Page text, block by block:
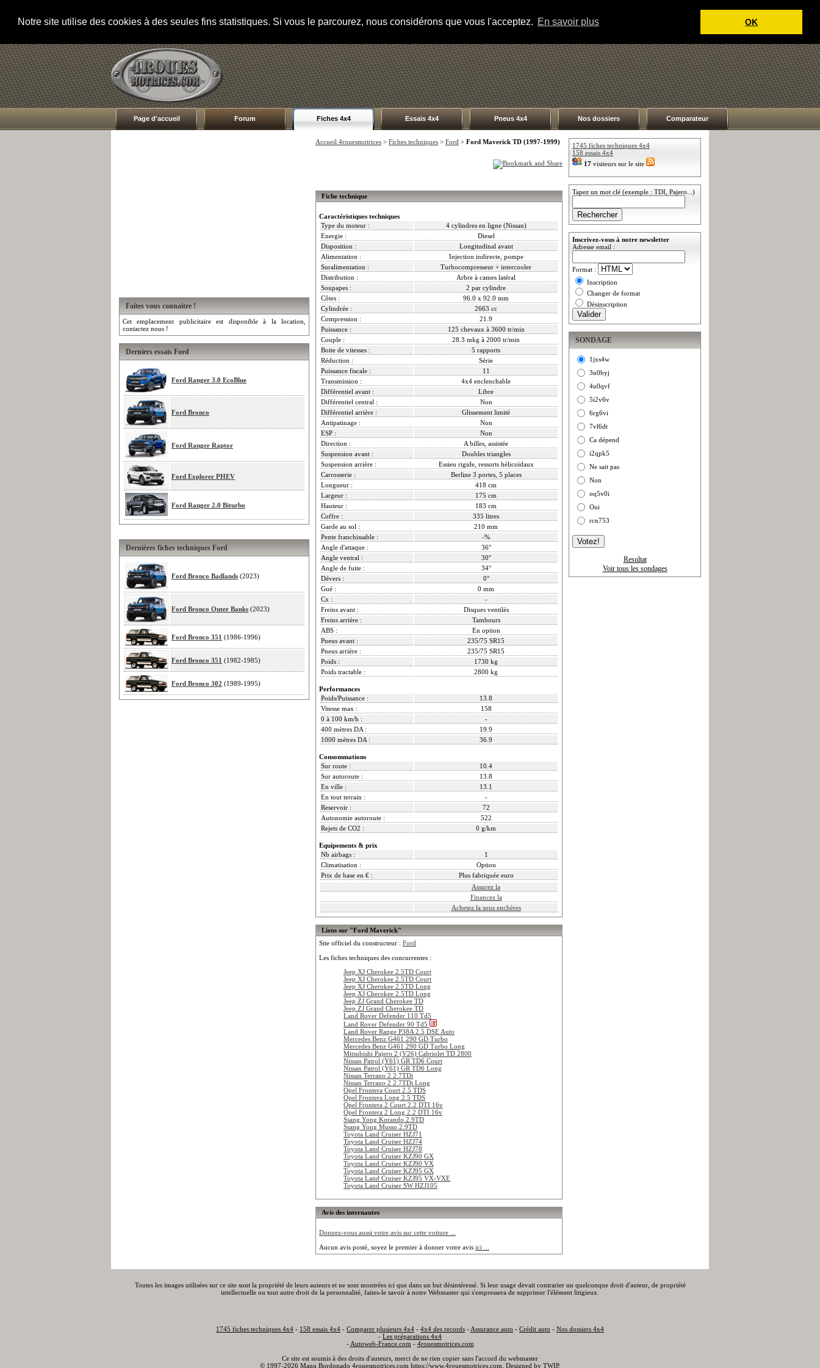
Notre site utilise des cookies à des seules fins statistiques. Si vous le parcourez, nous considérons que vous l'acceptez. En savoir plus OK
Page d'accueil Forum Fiches 4x4 Essais 4x4 Pneus 4x4 Nos dossiers Comparateur
Faites vous connaitre !
Cet emplacement publicitaire est disponible à la location,
contactez nous !
Derniers essais Ford
Ford Ranger 3.0 EcoBlue
Ford Bronco
Ford Ranger Raptor
Ford Explorer PHEV
Ford Ranger 2.0 Biturbo
Dernières fiches techniques Ford
Ford Bronco Badlands (2023)
Ford Bronco Outer Banks (2023)
Ford Bronco 351 (1986-1996)
Ford Bronco 351 (1982-1985)
Ford Bronco 302 (1989-1995)
Accueil 4rouesmotrices > Fiches techniques > Ford > Ford Maverick TD (1997-1999)
Fiche technique
Caractéristiques techniques
Type du moteur :
4 cylindres en ligne (Nissan)
Energie :
Diesel
Disposition :
Longitudinal avant
Alimentation :
Injection indirecte, pompe
Suralimentation :
Turbocompresseur + intercooler
Distribution :
Arbre à cames latéral
Soupapes :
2 par cylindre
Côtes :
96.0 x 92.0 mm
Cylindrée :
2663 cc
Compression :
21.9
Puissance :
125 chevaux à 3600 tr/min
Couple :
28.3 mkg à 2000 tr/min
Boite de vitesses :
5 rapports
Réduction :
Série
Puissance fiscale :
11
Transmission :
4x4 enclenchable
Différentiel avant :
Libre
Différentiel central :
Non
Différentiel arrière :
Glissement limité
Antipatinage :
Non
ESP :
Non
Direction :
A billes, assistée
Suspension avant :
Doubles triangles
Suspension arrière :
Essieu rigide, ressorts hélicoïdaux
Carrosserie :
Berline 3 portes, 5 places
Longueur :
418 cm
Largeur :
175 cm
Hauteur :
183 cm
Coffre :
335 litres
Garde au sol :
210 mm
Pente franchissable :
-%
Angle d'attaque :
36°
Angle ventral :
30°
Angle de fuite :
34°
Dévers :
0°
Gué :
0 mm
Cx :
-
Freins avant :
Disques ventilés
Freins arrière :
Tambours
ABS :
En option
Pneus avant :
235/75 SR15
Pneus arrière :
235/75 SR15
Poids :
1730 kg
Poids tractable :
2800 kg
Performances
Poids/Puissance :
13.8
Vitesse max :
158
0 à 100 km/h :
-
400 mètres DA :
19.9
1000 mètres DA :
36.9
Consommations
Sur route :
10.4
Sur autoroute :
13.8
En ville :
13.1
En tout terrain :
-
Reservoir :
72
Autonomie autoroute :
522
Rejets de CO2 :
0 g/km
Equipements & prix
Nb airbags :
1
Climatisation :
Option
Prix de base en € :
Plus fabriquée euro
Assurez la
Financez la
Achetez la sous enchères
Liens sur "Ford Maverick"
Site officiel du constructeur : Ford
Les fiches techniques des concurrentes :
Jeep XJ Cherokee 2.5TD Court
Jeep XJ Cherokee 2.5TD Court
Jeep XJ Cherokee 2.5TD Long
Jeep XJ Cherokee 2.5TD Long
Jeep ZJ Grand Cherokee TD
Jeep ZJ Grand Cherokee TD
Land Rover Defender 110 Td5
Land Rover Defender 90 Td5
Land Rover Range P38A 2.5 DSE Auto
Mercedes Benz G461 290 GD Turbo
Mercedes Benz G461 290 GD Turbo Long
Mitsubishi Pajero 2 (V26) Cabriolet TD 2800
Nissan Patrol (Y61) GR TD6 Court
Nissan Patrol (Y61) GR TD6 Long
Nissan Terrano 2 2.7TDi
Nissan Terrano 2 2.7TDi Long
Opel Frontera Court 2.5 TDS
Opel Frontera Long 2.5 TDS
Opel Frontera 2 Court 2.2 DTI 16v
Opel Frontera 2 Long 2.2 DTI 16v
Ssang Yong Korando 2.9TD
Ssang Yong Musso 2.9TD
Toyota Land Cruiser HZJ71
Toyota Land Cruiser HZJ74
Toyota Land Cruiser HZJ78
Toyota Land Cruiser KZJ90 GX
Toyota Land Cruiser KZJ90 VX
Toyota Land Cruiser KZJ95 GX
Toyota Land Cruiser KZJ95 VX-VXE
Toyota Land Cruiser SW HZJ105
Avis des internautes
Donnez-vous aussi votre avis sur cette voiture ...
Aucun avis posté, soyez le premier à donner votre avis ici ...
1745 fiches techniques 4x4
158 essais 4x4
17 visiteurs sur le site
Tapez un mot clé (exemple : TDI, Pajero...)
Inscrivez-vous à notre newsletter
Adresse email :
Format :
Inscription
Changer de format
Désinscription
SONDAGE
1jxs4w
3n0byj
4u0qvf
5i2v6v
6rg6vi
7vl6dt
Ca dépend
i2qpk5
Ne sait pas
Non
oq5v0i
Oui
rcn753
Resultat
Voir tous les sondages
Toutes les images utilisées sur ce site sont la propriété de leurs auteurs et ne sont montrées ici que dans un but désintéressé. Si leur usage devait contrarier un quelconque droit d'auteur, de propriété
intellectuelle ou tout autre droit de la personnalité, faites-le savoir à notre Webmaster qui s'empressera de supprimer l'élément litigieux.
1745 fiches techniques 4x4 - 158 essais 4x4 - Comparer plusieurs 4x4 - 4x4 des records - Assurance auto - Crédit auto - Nos dossiers 4x4
- Les préparations 4x4
- Autoweb-France.com - 4rouesmotrices.com
Ce site est soumis à des droits d'auteurs, merci de ne rien copier sans l'accord du webmaster
© 1997-2026 Manu Bordonado 4rouesmotrices.com https://www.4rouesmotrices.com . Designed by TWIP.